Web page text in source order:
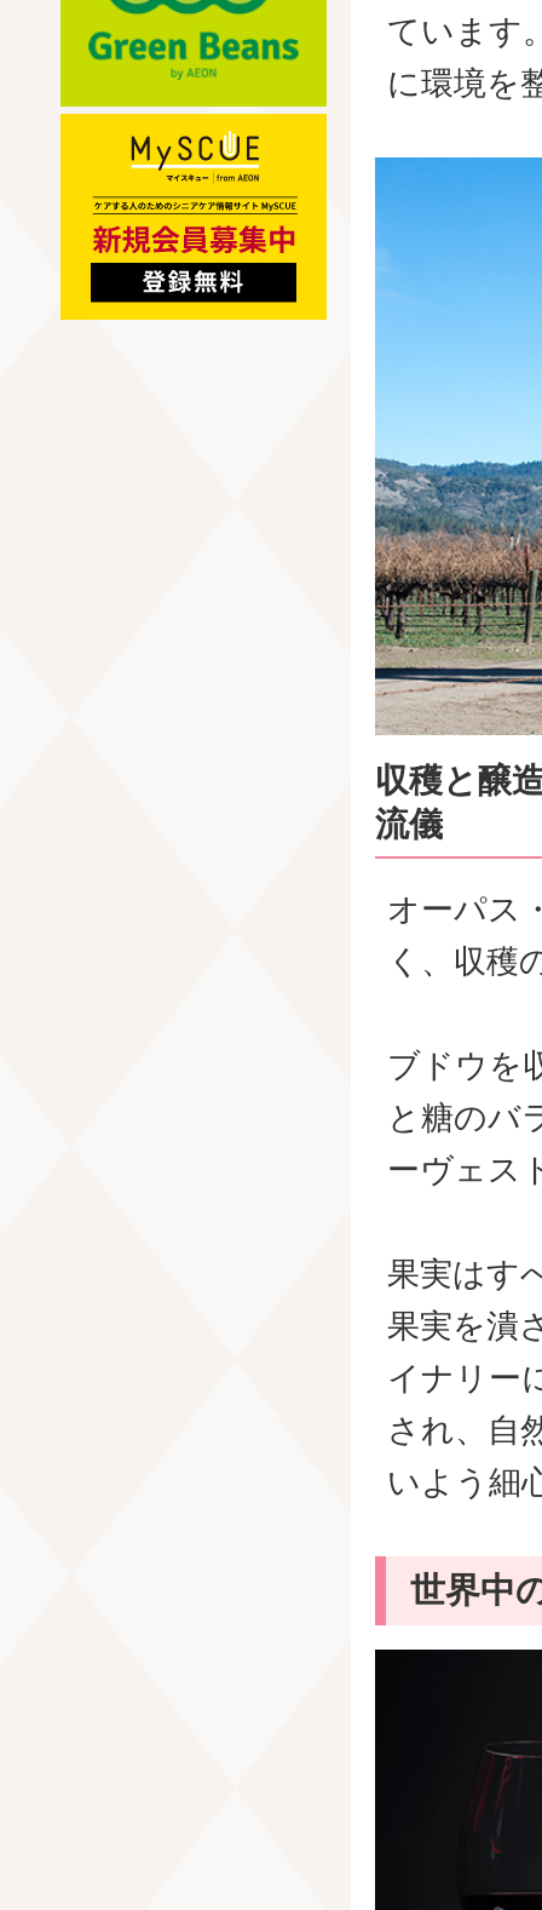
ています
に環境を
収穫と醸
流儀
オーパス
く、収穫
ブドウを
と糖のバ
ーヴェス
果実はす
果実を潰
イナリー
され、自
いよう細
世界中